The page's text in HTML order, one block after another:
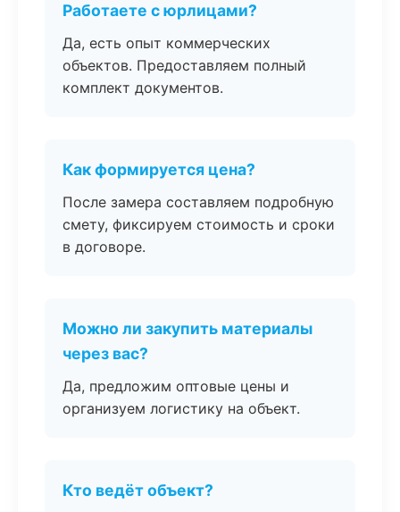
Работаете с юрлицами?
Да, есть опыт коммерческих
объектов. Предоставляем полный
комплект документов.
Как формируется цена?
После замера составляем подробную
смету, фиксируем стоимость и сроки
в договоре.
Можно ли закупить материалы
через вас?
Да, предложим оптовые цены и
организуем логистику на объект.
Кто ведёт объект?